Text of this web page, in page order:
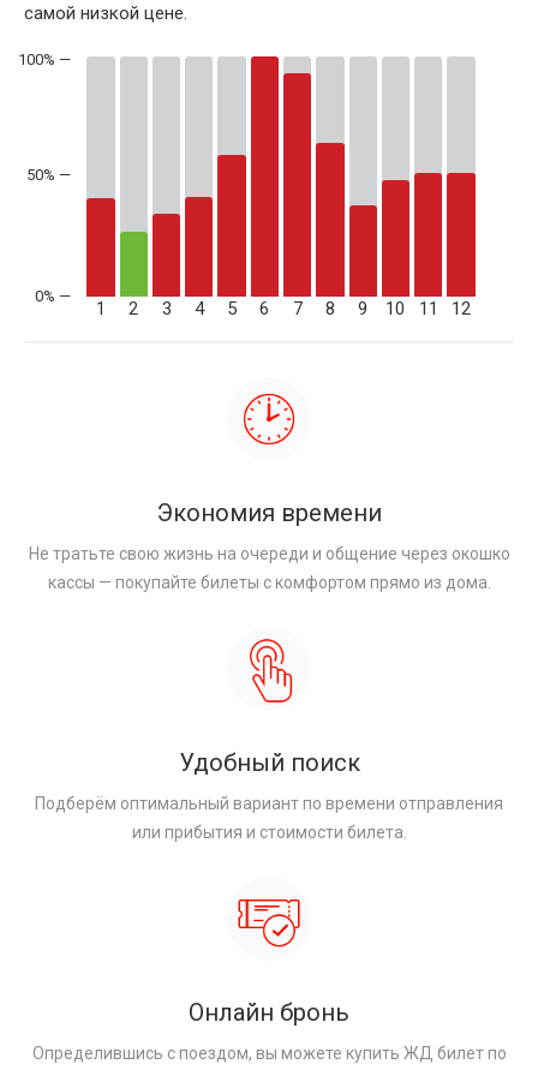
самой низкой цене.
50% —
1 2 3 4 5 6 7 8 9 10 11 12
Экономия времени
Не тратьте свою жизнь на очереди и общение через окошко
кассы — покупайте билеты с комфортом прямо из дома.
Удобный поиск
Подберём оптимальный вариант по времени отправления
или прибытия и стоимости билета.
Онлайн бронь
Определившись с поездом, вы можете купить ЖД билет по